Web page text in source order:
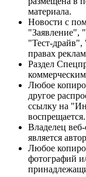
материала.
Новости с
"Заявление",
"Тест-
правах
Раздел
Любое
другое
ссылку на
воспрещается.
Владелец
является
Любое
фотографий